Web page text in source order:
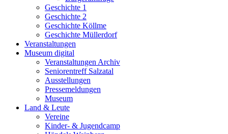
Geschichte 1
Geschichte 2
Geschichte Köllme
Geschichte Müllerdorf
Veranstaltungen
Museum digital
Veranstaltungen Archiv
Seniorentreff Salzatal
Ausstellungen
Pressemeldungen
Museum
Land & Leute
Vereine
Kinder- & Jugendcamp